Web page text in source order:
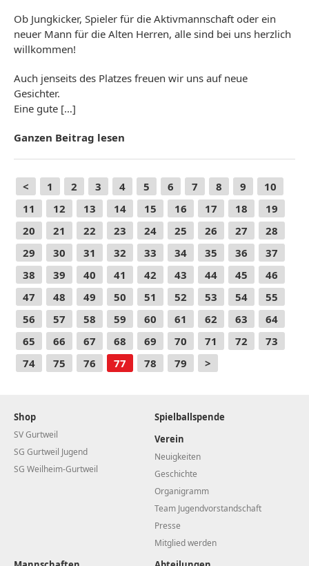
Ob Jungkicker, Spieler für die Aktivmannschaft oder ein
neuer Mann für die Alten Herren, alle sind bei uns herzlich
willkommen!
Auch jenseits des Platzes freuen wir uns auf neue
Gesichter.
Eine gute […]
Ganzen Beitrag lesen
< 1 2 3 4 5 6 7 8 9
10
11
12 13 14 15 16 17 18
19
20
21 22 23 24 25 26 27
28
29
30 31 32 33 34 35 36
37
38
39 40 41 42 43 44 45
46
47
48 49 50 51 52 53 54
55
56
57 58 59 60 61 62 63
64
65
66 67 68 69 70 71 72
73
74
75 76 77 78 79 >
Shop
SV Gurtweil
SG Gurtweil Jugend
SG Weilheim-Gurtweil
Spielballspende
Verein
Neuigkeiten
Geschichte
Organigramm
Team Jugendvorstandschaft
Presse
Mitglied werden